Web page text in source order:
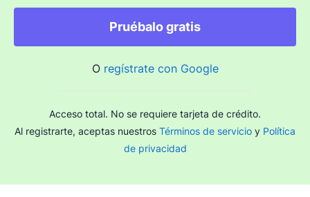
Pruébalo gratis
O regístrate con Google
Acceso total. No se requiere tarjeta de crédito.
Al registrarte, aceptas nuestros Términos de servicio y Política
de privacidad